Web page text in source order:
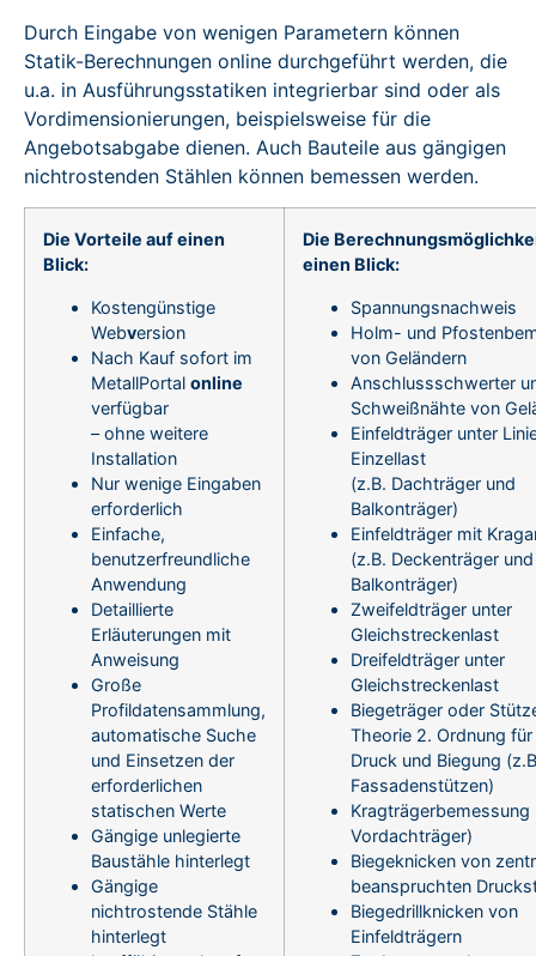
Durch Eingabe von wenigen Parametern können
Statik-Berechnungen online durchgeführt werden, die
u.a. in Ausführungsstatiken integrierbar sind oder als
Vordimensionierungen, beispielsweise für die
Angebotsabgabe dienen. Auch Bauteile aus gängigen
nichtrostenden Stählen können bemessen werden.
Die Vorteile auf einen
Blick:
Kostengünstige
Webversion
Nach Kauf sofort im
MetallPortal online
verfügbar
– ohne weitere
Installation
Nur wenige Eingaben
erforderlich
Einfache,
benutzerfreundliche
Anwendung
Detaillierte
Erläuterungen mit
Anweisung
Große
Profildatensammlung,
automatische Suche
und Einsetzen der
erforderlichen
statischen Werte
Gängige unlegierte
Baustähle hinterlegt
Gängige
nichtrostende Stähle
hinterlegt
Die
einen Blick:
Spannungsnachweis
Holm- und
von Geländern
Anschlussschwerter
Schweißnähte von
Einfeldträger unter
Einzellast
(z.B. Dachträger und
Balkonträger)
Einfeldträger mit
(z.B. Deckenträger und
Balkonträger)
Zweifeldträger unter
Gleichstreckenlast
Dreifeldträger unter
Gleichstreckenlast
Biegeträger oder
Theorie 2. Ordnung für
Druck und Biegung
Fassadenstützen)
Kragträgerbemessung
Vordachträger)
Biegeknicken von
beanspruchten
Biegedrillknicken von
Einfeldträgern